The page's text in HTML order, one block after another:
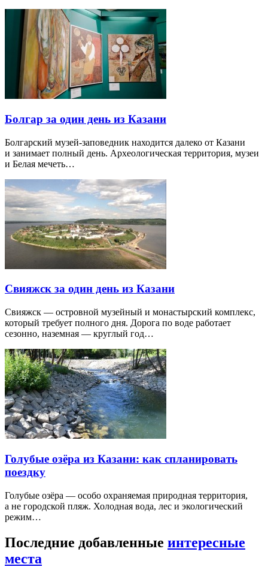
Болгар за один день из Казани
Болгарский музей-заповедник находится далеко от Казани
и занимает полный день. Археологическая территория, музеи
и Белая мечеть…
Свияжск за один день из Казани
Свияжск — островной музейный и монастырский комплекс,
который требует полного дня. Дорога по воде работает
сезонно, наземная — круглый год…
Голубые озёра из Казани: как спланировать
поездку
Голубые озёра — особо охраняемая природная территория,
а не городской пляж. Холодная вода, лес и экологический
режим…
Последние добавленные интересные
места